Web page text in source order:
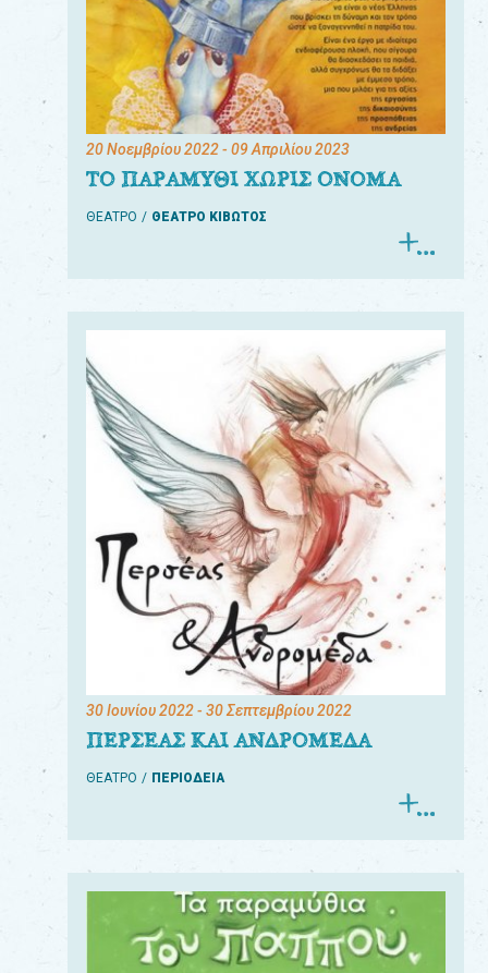
20 Νοεμβρίου 2022- 09 Απριλίου 2023
ΤΟ ΠΑΡΑΜΥΘΙ ΧΩΡΙΣ ΟΝΟΜΑ
ΘΕΑΤΡΟ ΘΕΑΤΡΟ ΚΙΒΩΤΟΣ
30 Ιουνίου 2022- 30 Σεπτεμβρίου 2022
ΠΕΡΣΕΑΣ ΚΑΙ ΑΝΔΡΟΜΕΔΑ
ΘΕΑΤΡΟ ΠΕΡΙΟΔΕΙΑ